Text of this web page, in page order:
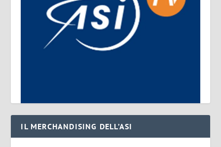
IL MERCHANDISING DELL’ASI